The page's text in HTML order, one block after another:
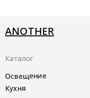
Кухня
Освещение
ANOTHER
Каталог